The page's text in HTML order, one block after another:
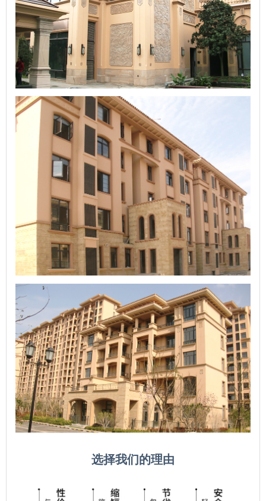
选择我们的理由